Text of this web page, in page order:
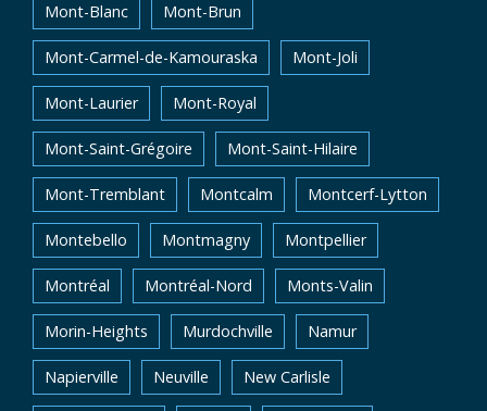
Mont-Blanc Mont-Brun
Mont-Carmel-de-Kamouraska Mont-Joli
Mont-Laurier Mont-Royal
Mont-Saint-Grégoire Mont-Saint-Hilaire
Mont-Tremblant Montcalm Montcerf-Lytton
Montebello Montmagny Montpellier
Montréal Montréal-Nord Monts-Valin
Morin-Heights Murdochville Namur
Napierville Neuville New Carlisle